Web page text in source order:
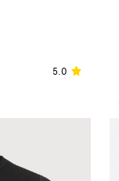
5.0